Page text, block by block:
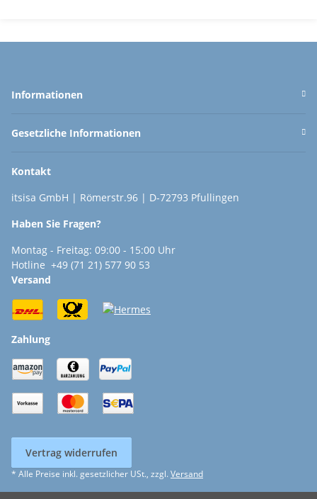
Informationen
Gesetzliche Informationen
Kontakt
itsisa GmbH | Römerstr.96 | D-72793 Pfullingen
Haben Sie Fragen?
Montag - Freitag: 09:00 - 15:00 Uhr
Hotline +49 (71 21) 577 90 53
Versand
Zahlung
Vertrag widerrufen
* Alle Preise inkl. gesetzlicher USt., zzgl. Versand